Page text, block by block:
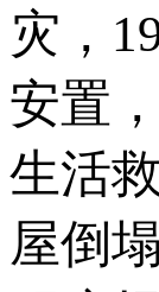
灾，
安置
生活
屋倒